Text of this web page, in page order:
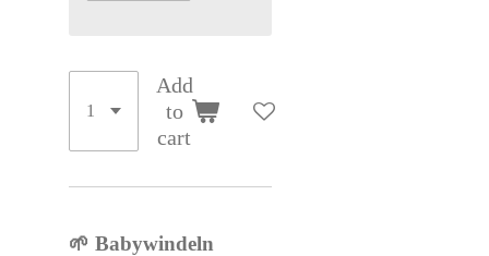
Add
to
cart
🌱 Babywindeln